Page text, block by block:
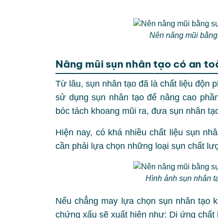
Nên nâng mũi
Nâng mũi sụn nhân tạo có an
Từ lâu, sụn nhân tạo đã là chất liệu độn
sử dụng sụn nhân tạo để nâng cao
bóc tách khoang mũi ra, đưa sụn nhân
Hiện nay, có khá nhiều chất liệu sụn
cần phải lựa chọn những loại sụn chất
Hình ảnh sụn nhân
Nếu chẳng may lựa chọn sụn nhân tạo
chứng xấu sẽ xuất hiện như: Dị ứng